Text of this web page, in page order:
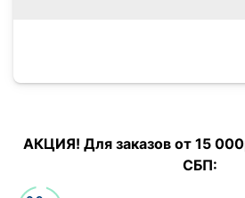
АКЦИЯ! Для заказов от 15
СБП: